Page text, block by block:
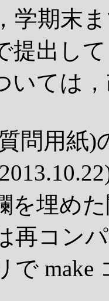
学期末
提出し
いては
問用紙)
を埋め
再コン
で make